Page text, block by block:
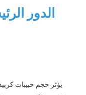
الدور
يؤثر حجم حبيبات